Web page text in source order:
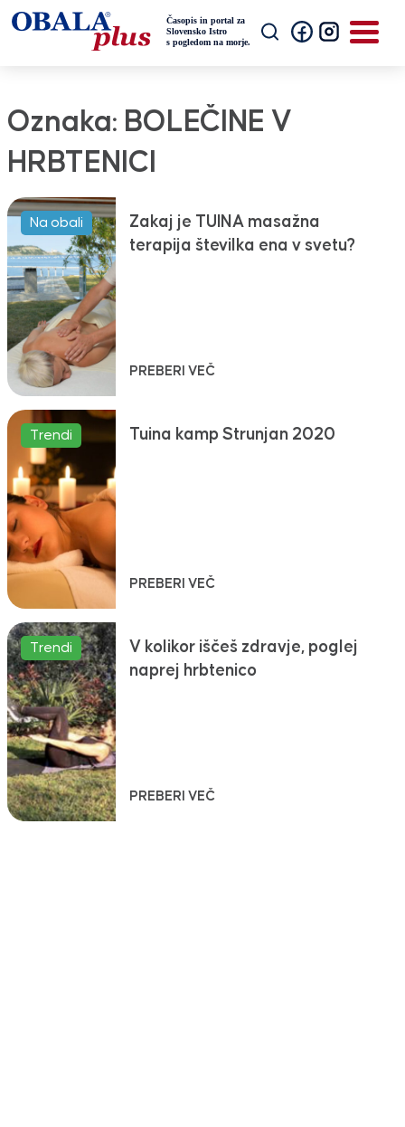
Oznaka: BOLEČINE V
HRBTENICI
Na obali
Zakaj je TUINA masažna
terapija številka ena v svetu?
PREBERI VEČ
Trendi Tuina kamp Strunjan 2020
PREBERI VEČ
Trendi
V kolikor iščeš zdravje, poglej
naprej hrbtenico
PREBERI VEČ